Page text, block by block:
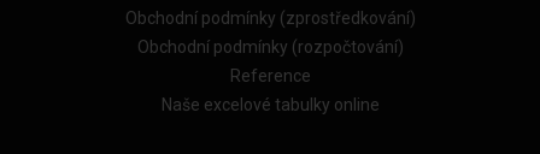
Obchodní podmínky (zprostředkování)
Obchodní podmínky (rozpočtování)
Reference
Naše excelové tabulky online